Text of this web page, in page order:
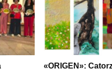
«ORIGEN»: